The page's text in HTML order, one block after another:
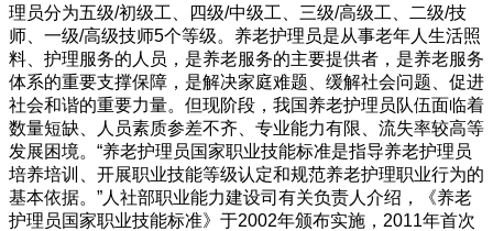
理员分为五级/初级工、四级/中级工、三级/高级工、二级/技
师、一级/高级技师5个等级。养老护理员是从事老年人生活照
料、护理服务的人员，是养老服务的主要提供者，是养老服务
体系的重要支撑保障，是解决家庭难题、缓解社会问题、促进
社会和谐的重要力量。但现阶段，我国养老护理员队伍面临着
数量短缺、人员素质参差不齐、专业能力有限、流失率较高等
发展困境。“养老护理员国家职业技能标准是指导养老护理员
培养培训、开展职业技能等级认定和规范养老护理职业行为的
基本依据。”人社部职业能力建设司有关负责人介绍，《养老
护理员国家职业技能标准》于2002年颁布实施，2011年首次